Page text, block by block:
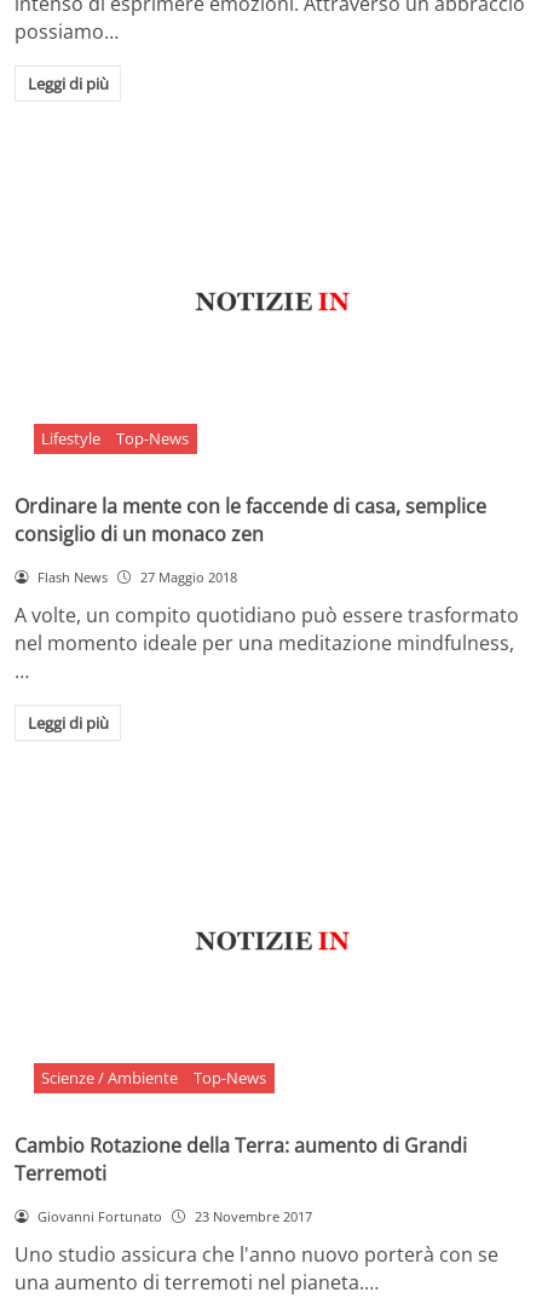
possiamo…
Leggi di più
Lifestyle Top-News
Ordinare la mente con le faccende di casa, semplice
consiglio di un monaco zen
Flash News 27 Maggio 2018
A volte, un compito quotidiano può essere trasformato
nel momento ideale per una meditazione mindfulness,
…
Leggi di più
Scienze / Ambiente Top-News
Cambio Rotazione della Terra: aumento di Grandi
Terremoti
Giovanni Fortunato 23 Novembre 2017
Uno studio assicura che l'anno nuovo porterà con se
una aumento di terremoti nel pianeta.…